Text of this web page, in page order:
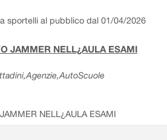
sportelli al pubblico dal 01/04/2026
JAMMER NELL¿AULA ESAMI
NELL¿AULA ESAMI